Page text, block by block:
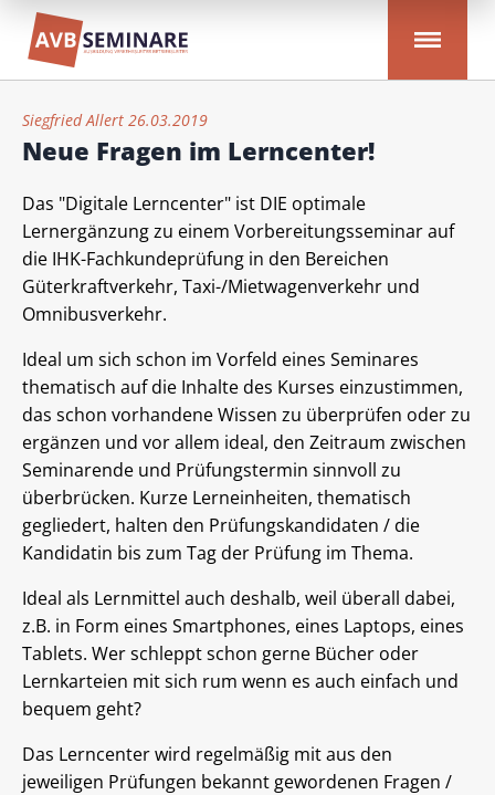
Siegfried Allert 26.03.2019
Neue Fragen im Lerncenter!
Das "Digitale Lerncenter" ist DIE optimale
Lernergänzung zu einem Vorbereitungsseminar auf
die IHK-Fachkundeprüfung in den Bereichen
Güterkraftverkehr, Taxi-/Mietwagenverkehr und
Omnibusverkehr.
Ideal um sich schon im Vorfeld eines Seminares
thematisch auf die Inhalte des Kurses einzustimmen,
das schon vorhandene Wissen zu überprüfen oder zu
ergänzen und vor allem ideal, den Zeitraum zwischen
Seminarende und Prüfungstermin sinnvoll zu
überbrücken. Kurze Lerneinheiten, thematisch
gegliedert, halten den Prüfungskandidaten / die
Kandidatin bis zum Tag der Prüfung im Thema.
Ideal als Lernmittel auch deshalb, weil überall dabei,
z.B. in Form eines Smartphones, eines Laptops, eines
Tablets. Wer schleppt schon gerne Bücher oder
Lernkarteien mit sich rum wenn es auch einfach und
bequem geht?
Das Lerncenter wird regelmäßig mit aus den
jeweiligen Prüfungen bekannt gewordenen Fragen /